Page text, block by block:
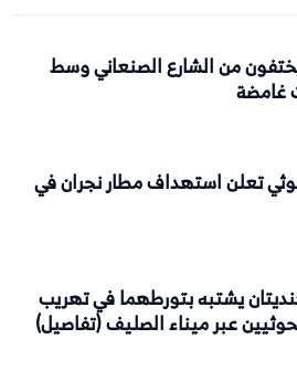
من الشارع الصنعاني وسط
غامضة
تعلن استهداف مطار نجران في
يشتبه بتورطهما في تهريب
عبر ميناء الصليف (تفاصيل)